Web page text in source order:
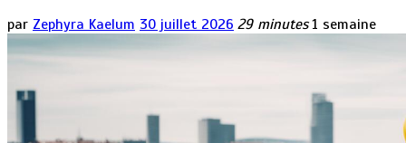
par Zephyra Kaelum 30 juillet 2026 29 minutes 1 semaine